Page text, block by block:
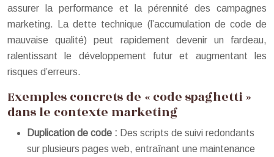
assurer la performance et la pérennité des campagnes
marketing. La dette technique (l’accumulation de code de
mauvaise qualité) peut rapidement devenir un fardeau,
ralentissant le développement futur et augmentant les
risques d’erreurs.
Exemples concrets de « code spaghetti »
dans le contexte marketing
Duplication de code : Des scripts de suivi redondants
sur plusieurs pages web, entraînant une maintenance